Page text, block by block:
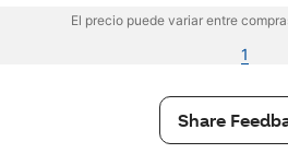
El precio puede variar entre
1
Share